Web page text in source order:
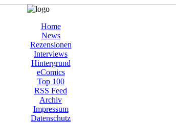
Home
News
Rezensionen
Interviews
Hintergrund
eComics
Top 100
RSS Feed
Archiv
Impressum
Datenschutz